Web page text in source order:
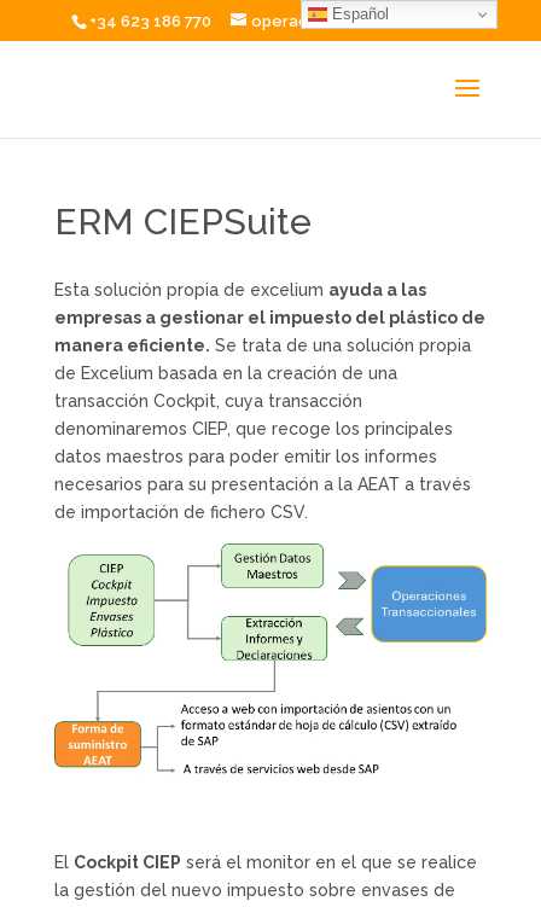
+34 623 186 770 operaciones@excelium.net
ERM CIEPSuite
Esta solución propia de excelium ayuda a las
empresas a gestionar el impuesto del plástico de
manera eficiente. Se trata de una solución propia
de Excelium basada en la creación de una
transacción Cockpit, cuya transacción
denominaremos CIEP, que recoge los principales
datos maestros para poder emitir los informes
necesarios para su presentación a la AEAT a través
de importación de fichero CSV.
El Cockpit CIEP será el monitor en el que se realice
la gestión del nuevo impuesto sobre envases de
Español